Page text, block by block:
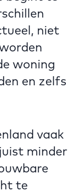
niet
woning
en zelfs
vaak
minder
te